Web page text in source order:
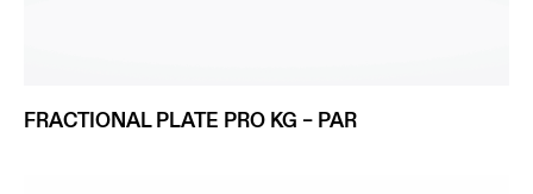
FRACTIONAL PLATE PRO KG – PAR